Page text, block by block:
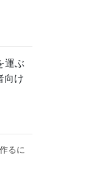
運ぶ
向け
るに